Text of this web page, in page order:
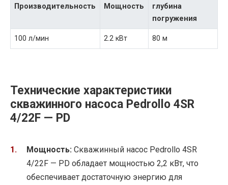
Производительность Мощность
глубина
погружения
100 л/мин 2.2 кВт 80 м
Технические характеристики
скважинного насоса Pedrollo 4SR
4/22F — PD
Мощность: Скважинный насос Pedrollo 4SR
4/22F — PD обладает мощностью 2,2 кВт, что
обеспечивает достаточную энергию для